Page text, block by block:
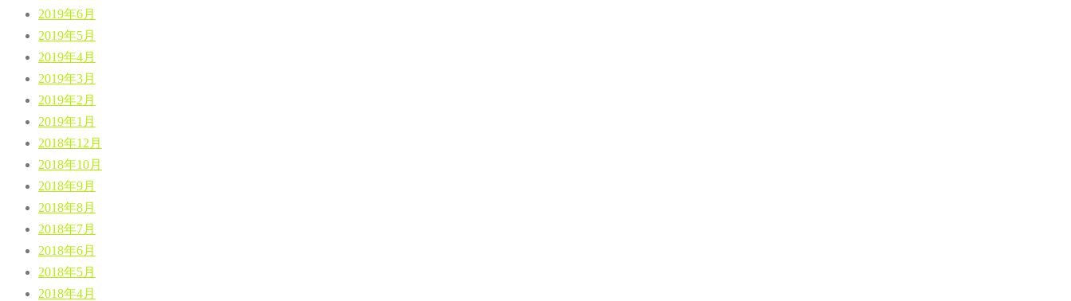
2019年6月
2019年5月
2019年4月
2019年3月
2019年2月
2019年1月
2018年12月
2018年10月
2018年9月
2018年8月
2018年7月
2018年6月
2018年5月
2018年4月